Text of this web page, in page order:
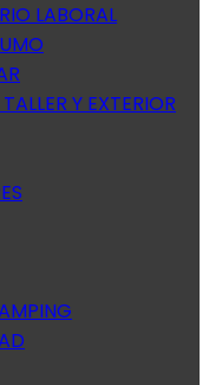
LABORAL
Y EXTERIOR